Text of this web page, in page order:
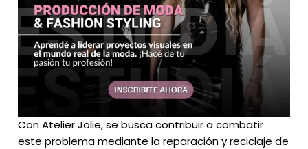
Con Atelier Jolie, se busca contribuir a combatir
este problema mediante la reparación y reciclaje de